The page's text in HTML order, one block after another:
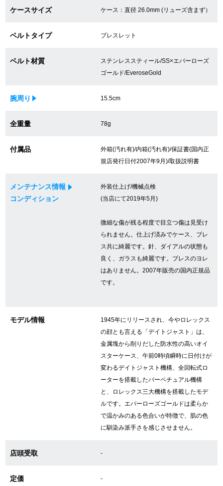
買取ご成約者様限定5万円クーポン
75%以上保証！中古商品高価買戻し
修理・メンテンナンスについて
お客様の声・口コミ
GINZA RASINの中古腕時計について
店舗情報
ケースサイズ ケース：直径 26.0mm (リューズ含まず）
ベルトタイプ ブレスレット
ベルト材質
ステンレススティール/SS×エバーローズ
ゴールド/EveroseGold
腕周り 15.5cm
全重量 78g
付属品
外箱(汚れ有)/内箱(汚れ有)/保証書(国内正
規店発行日付2007年9月)/取扱説明書
メンテナンス情報
コンディション
外装仕上げ/機械点検
(当店にて2019年5月)
微細な傷が残る程度で目立つ傷は見受け
られません。仕上げ済みでケース、ブレ
ス共に綺麗です。針、ダイアルの状態も
良く、ガラスも綺麗です。ブレスのヨレ
はありません。2007年販売の国内正規品
です。
モデル情報
1945年にリリースされ、今やロレックス
の顔とも言える「デイトジャスト」は、
金属塊から削りだした防水性の高いオイ
スターケース、午前0時頃瞬時に日付けが
変わるデイトジャスト機構、全回転式ロ
ーターを搭載したパーペチュアル機構
と、ロレックス三大機構を搭載したモデ
ルです。エバーローズゴールドは柔らか
で温かみのある色合いが特徴で、肌の色
に馴染み派手さを感じさせません。
店頭受取 -
定価 -